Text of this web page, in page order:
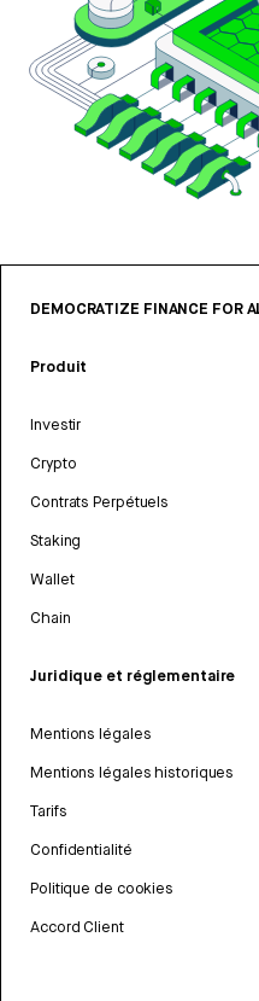
DEMOCRATIZE FINANCE FOR
Produit
Investir
Crypto
Contrats Perpétuels
Staking
Wallet
Chain
Juridique et réglementaire
Mentions légales
Mentions légales historiques
Tarifs
Confidentialité
Politique de cookies
Accord Client